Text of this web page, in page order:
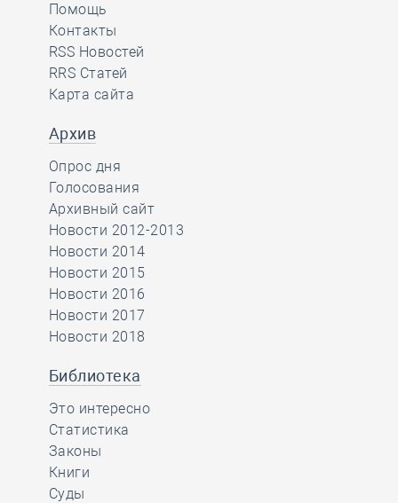
Помощь
Контакты
RSS Новостей
RRS Статей
Карта сайта
Архив
Опрос дня
Голосования
Архивный сайт
Новости 2012-2013
Новости 2014
Новости 2015
Новости 2016
Новости 2017
Новости 2018
Библиотека
Это интересно
Статистика
Законы
Книги
Суды